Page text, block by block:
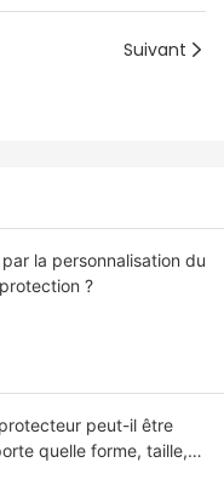
Suivant
la personnalisation du
?
peut-il être
quelle forme, taille,